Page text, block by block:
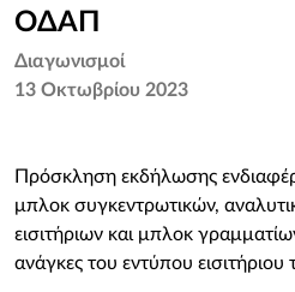
Επικοινωνία
ΟΔΑΠ
Διαγωνισμοί
13 Οκτωβρίου 2023
Πρόσκληση εκδήλωσης
μπλοκ συγκεντρωτικών,
εισιτήριων και μπλοκ
ανάγκες του εντύπου